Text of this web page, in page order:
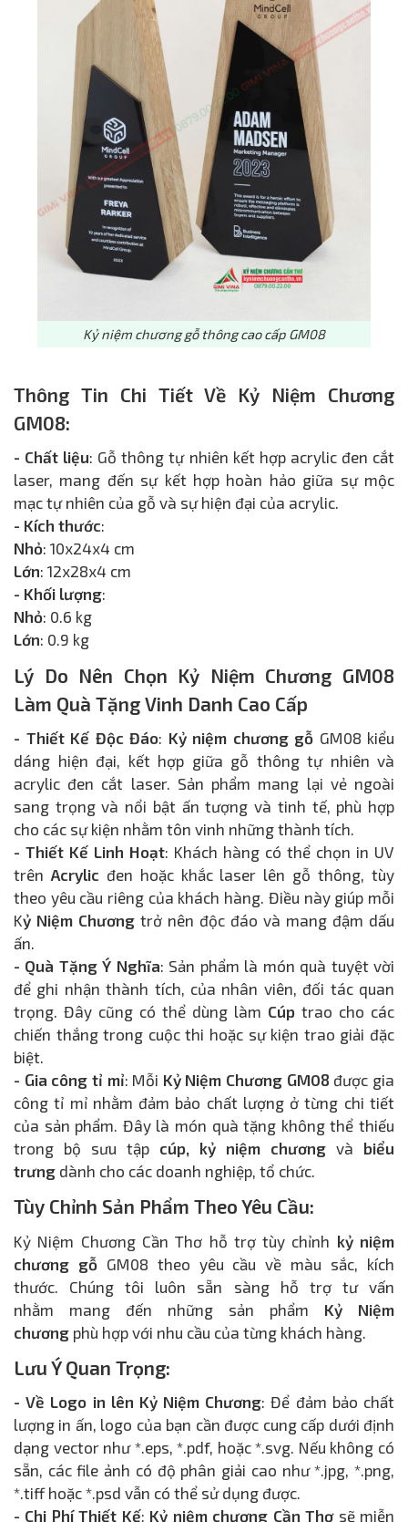
Kỷ niệm chương gỗ thông cao cấp GM08
Thông Tin Chi Tiết Về Kỷ Niệm Chương
GM08:
- Chất liệu: Gỗ thông tự nhiên kết hợp acrylic đen cắt
laser, mang đến sự kết hợp hoàn hảo giữa sự mộc
mạc tự nhiên của gỗ và sự hiện đại của acrylic.
- Kích thước:
Nhỏ: 10x24x4 cm
Lớn: 12x28x4 cm
- Khối lượng:
Nhỏ: 0.6 kg
Lớn: 0.9 kg
Lý Do Nên Chọn Kỷ Niệm Chương GM08
Làm Quà Tặng Vinh Danh Cao Cấp
- Thiết Kế Độc Đáo: Kỷ niệm chương gỗ GM08 kiểu
dáng hiện đại, kết hợp giữa gỗ thông tự nhiên và
acrylic đen cắt laser. Sản phẩm mang lại vẻ ngoài
sang trọng và nổi bật ấn tượng và tinh tế, phù hợp
cho các sự kiện nhằm tôn vinh những thành tích.
- Thiết Kế Linh Hoạt: Khách hàng có thể chọn in UV
trên Acrylic đen hoặc khắc laser lên gỗ thông, tùy
theo yêu cầu riêng của khách hàng. Điều này giúp mỗi
Kỷ Niệm Chương trở nên độc đáo và mang đậm dấu
ấn.
- Quà Tặng Ý Nghĩa: Sản phẩm là món quà tuyệt vời
để ghi nhận thành tích, của nhân viên, đối tác quan
trọng. Đây cũng có thể dùng làm Cúp trao cho các
chiến thắng trong cuộc thi hoặc sự kiện trao giải đặc
biệt.
- Gia công tỉ mỉ: Mỗi Kỷ Niệm Chương GM08 được gia
công tỉ mỉ nhằm đảm bảo chất lượng ở từng chi tiết
của sản phẩm. Đây là món quà tặng không thể thiếu
trong bộ sưu tập cúp, kỷ niệm chương và biểu
trưng dành cho các doanh nghiệp, tổ chức.
Tùy Chỉnh Sản Phẩm Theo Yêu Cầu:
Kỷ Niệm Chương Cần Thơ hỗ trợ tùy chỉnh kỷ niệm
chương gỗGM08 theo yêu cầu về màu sắc, kích
thước. Chúng tôi luôn sẵn sàng hỗ trợ tư vấn
nhằm mang đến những sản phẩm Kỷ Niệm
chương phù hợp với nhu cầu của từng khách hàng.
Lưu Ý Quan Trọng:
- Về Logo in lên Kỷ Niệm Chương: Để đảm bảo chất
lượng in ấn, logo của bạn cần được cung cấp dưới định
dạng vector như *.eps, *.pdf, hoặc *.svg. Nếu không có
sẵn, các file ảnh có độ phân giải cao như *.jpg, *.png,
*.tiff hoặc *.psd vẫn có thể sử dụng được.
- Chi Phí Thiết Kế: Kỷ niệm chương Cần Thơsẽ miễn